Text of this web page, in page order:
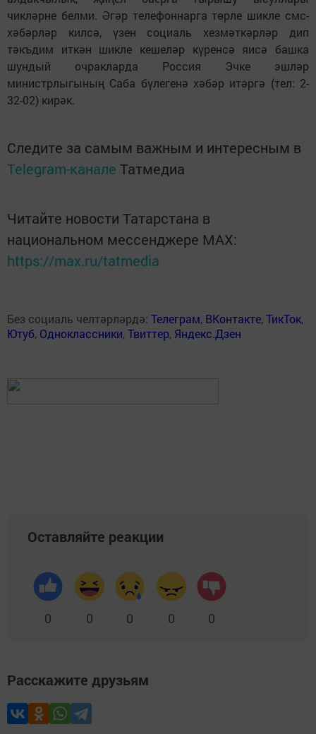
чикләрне белми. Әгәр телефоннарга төрле шик­ле смс-
хәбәрләр килсә, үзен социаль хезмәткәрләр дип
тәкъдим иткән шик­ле кешеләр күренсә яисә башка
шундый очракларда Россия Эчке эшләр
министрлыгының Саба бүлегенә хәбәр итәргә (тел: 2-
32-02) кирәк.
Следите за самым важным и интересным в
Telegram-канале Татмедиа
Читайте новости Татарстана в
национальном мессенджере MАХ:
https://max.ru/tatmedia
Без социаль челтәрләрдә: Телеграм, ВКонтакте,ТикТок,
Ютуб, Одноклассники,Твиттер, Яндекс.Дзен
Оставляйте реакции
0 0 0 0 0
Расскажите друзьям